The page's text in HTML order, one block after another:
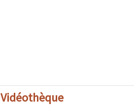
Vidéothèque